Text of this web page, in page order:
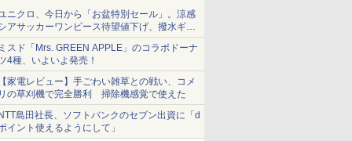
ニクロ、今日から「お盆特別セール」。涼感
アサッカーワンピース待望値下げ、撥水ギア
ョーツは1990円に
スド「Mrs. GREEN APPLE」のコラボドーナ
4種、いよいよ発売！
家電レビュー】手ごわい雑草との戦い、コメ
の草刈機で完全勝利 掃除機感覚で使えた
島田社長、ソフトバンクのセブン出資に「d
イント使えるようにして」